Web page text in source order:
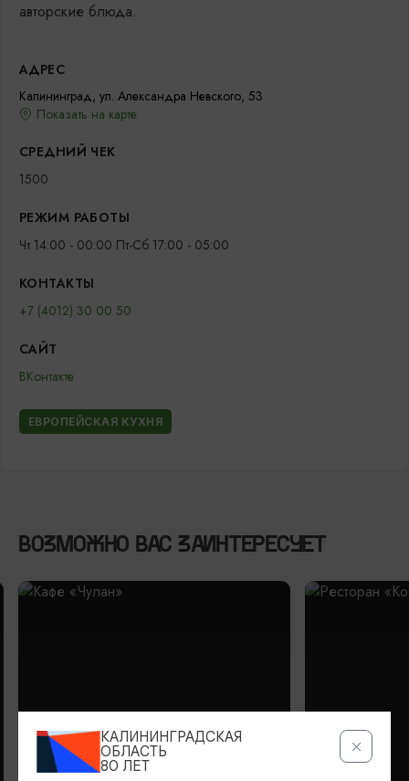
авторские блюда.
АДРЕС
Калининград, ул. Александра Невского, 53
Показать на карте
СРЕДНИЙ ЧЕК
1500
РЕЖИМ РАБОТЫ
Чт 14:00 - 00:00 Пт-Сб 17:00 - 05:00
КОНТАКТЫ
+7 (4012) 30 00 50
САЙТ
ВКонтакте
ЕВРОПЕЙСКАЯ КУХНЯ
ВОЗМОЖНО ВАС ЗАИНТЕРЕСУЕТ
КАЛИНИНГРАДСКАЯ
ОБЛАСТЬ
80 ЛЕТ